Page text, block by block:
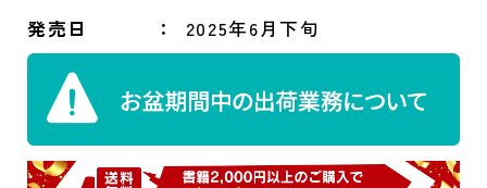
発売日 2025年6月下旬